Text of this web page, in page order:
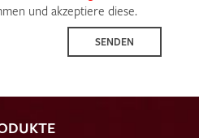
und akzeptiere diese.
SENDEN